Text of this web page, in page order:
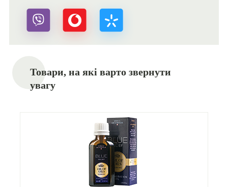
Товари, на які варто звернути
увагу